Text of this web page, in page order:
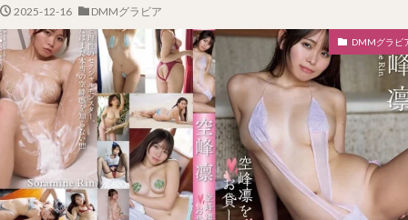
2025-12-16 DMMグラビア
DMMグラビ